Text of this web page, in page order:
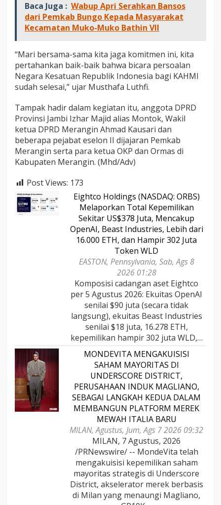
Baca Juga : Wabup Apri Serahkan Bansos
dari Pemkab Bungo Kepada Masyarakat
Kecamatan Muko-Muko Bathin VII
“Mari bersama-sama kita jaga komitmen ini, kita
pertahankan baik-baik bahwa bicara persoalan
Negara Kesatuan Republik Indonesia bagi KAHMI
sudah selesai,” ujar Musthafa Luthfi.
Tampak hadir dalam kegiatan itu, anggota DPRD
Provinsi Jambi Izhar Majid alias Montok, Wakil
ketua DPRD Merangin Ahmad Kausari dan
beberapa pejabat eselon II dijajaran Pemkab
Merangin serta para ketua OKP dan Ormas di
Kabupaten Merangin. (Mhd/Adv)
Post Views: 173
Eightco Holdings (NASDAQ: ORBS)
Melaporkan Total Kepemilikan
Sekitar US$378 Juta, Mencakup
OpenAI, Beast Industries, Lebih dari
16.000 ETH, dan Hampir 302 Juta
Token WLD
EASTON, Pennsylvania, Sab, Ags 8
2026 01:28
Komposisi cadangan aset Eightco
per 5 Agustus 2026: Ekuitas OpenAI
senilai $90 juta (secara tidak
langsung), ekuitas Beast Industries
senilai $18 juta, 16.278 ETH,
kepemilikan hampir 302 juta WLD,…
MONDEVITA MENGAKUISISI
SAHAM MAYORITAS DI
UNDERSCORE DISTRICT,
PERUSAHAAN INDUK MAGLIANO,
SEBAGAI LANGKAH KEDUA DALAM
MEMBANGUN PLATFORM MEREK
MEWAH ITALIA BARU
MILAN, Agustus, Jum, Ags 7 2026 09:32
MILAN, 7 Agustus, 2026
/PRNewswire/ -- MondeVita telah
mengakuisisi kepemilikan saham
mayoritas strategis di Underscore
District, akselerator merek berbasis
di Milan yang menaungi Magliano,